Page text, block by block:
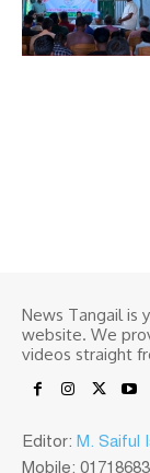
News Tangail is
website. We
videos straight
Editor: M. Saiful
Mobile: